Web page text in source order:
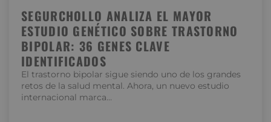
SEGURCHOLLO ANALIZA EL MAYOR
ESTUDIO GENÉTICO SOBRE TRASTORNO
BIPOLAR: 36 GENES CLAVE
IDENTIFICADOS
El trastorno bipolar sigue siendo uno de los grandes
retos de la salud mental. Ahora, un nuevo estudio
internacional marca…